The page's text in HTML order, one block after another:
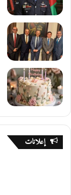
إعلانات